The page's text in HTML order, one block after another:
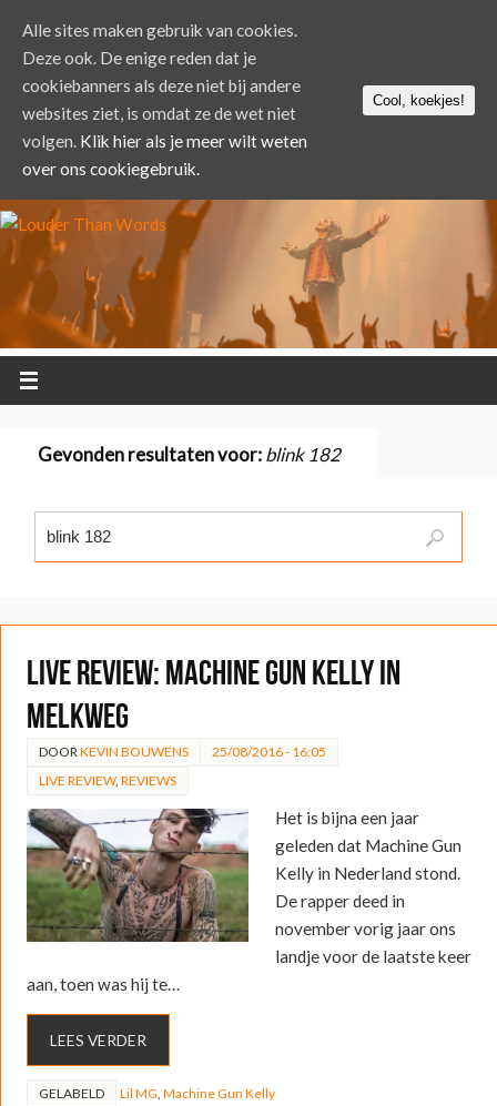
Gevonden resultaten voor:blink 182
LIVE REVIEW: Machine Gun Kelly in
Melkweg
DOOR KEVIN BOUWENS
25/08/2016 - 16:05
LIVE REVIEW, REVIEWS
Het is bijna een jaar
geleden dat Machine Gun
Kelly in Nederland stond.
De rapper deed in
november vorig jaar ons
landje voor de laatste keer
aan, toen was hij te…
LEES VERDER
GELABELD Lil MG Machine Gun Kelly
Alle sites maken gebruik van cookies.
Deze ook. De enige reden dat je
cookiebanners als deze niet bij andere
websites ziet, is omdat ze de wet niet
volgen. Klik hier als je meer wilt weten
over ons cookiegebruik.
Cool, koekjes!